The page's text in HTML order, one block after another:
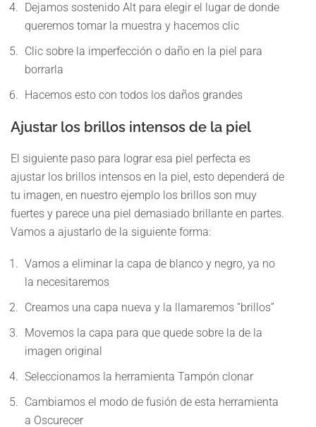
Dejamos sostenido Alt para elegir el lugar de donde
queremos tomar la muestra y hacemos clic
Clic sobre la imperfección o daño en la piel para
borrarla
Hacemos esto con todos los daños grandes
Ajustar los brillos intensos de la piel
El siguiente paso para lograr esa piel perfecta es
ajustar los brillos intensos en la piel, esto dependerá de
tu imagen, en nuestro ejemplo los brillos son muy
fuertes y parece una piel demasiado brillante en partes.
Vamos a ajustarlo de la siguiente forma:
Vamos a eliminar la capa de blanco y negro, ya no
la necesitaremos
Creamos una capa nueva y la llamaremos “brillos”
Movemos la capa para que quede sobre la de la
imagen original
Seleccionamos la herramienta Tampón clonar
Cambiamos el modo de fusión de esta herramienta
a Oscurecer